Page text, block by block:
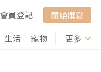
會員登記
開始撰寫
生活 寵物 行山 打卡
更多